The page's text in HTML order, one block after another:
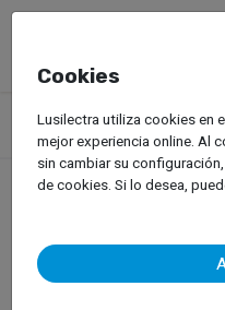
Productos Equipos de
Ecotechnics – Eck Twin Pro
Cookies
Lusilectra utiliza cookies en
mejor experiencia online. Al
sin cambiar su
de cookies. Si lo desea,